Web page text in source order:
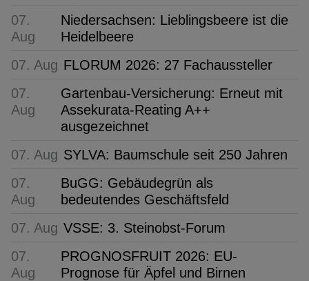
07.
Aug
Niedersachsen: Lieblingsbeere ist die
Heidelbeere
07. Aug FLORUM 2026: 27 Fachaussteller
07.
Aug
Gartenbau-Versicherung: Erneut mit
Assekurata-Reating A++
ausgezeichnet
07. Aug SYLVA: Baumschule seit 250 Jahren
07.
Aug
BuGG: Gebäudegrün als
bedeutendes Geschäftsfeld
07. Aug VSSE: 3. Steinobst-Forum
07.
Aug
PROGNOSFRUIT 2026: EU-
Prognose für Äpfel und Birnen